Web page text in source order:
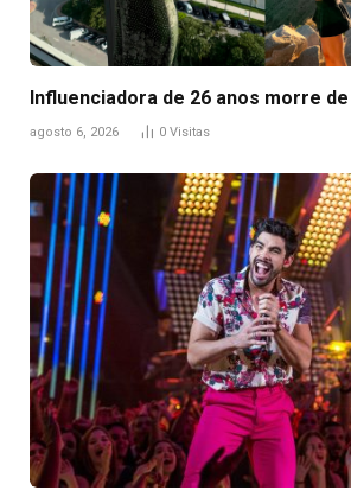
Influenciadora de 26 anos morre
agosto 6, 2026 0 Visitas